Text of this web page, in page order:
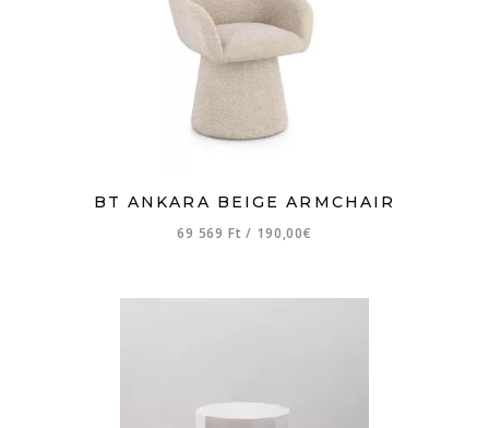
BT ANKARA BEIGE ARMCHAIR
69 569 Ft/ 190,00€